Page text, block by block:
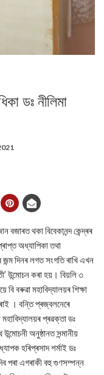
ডঃ নীলিমা
থকা বিবেকানন্দ কেন্দ্ৰৰ
অধ্যাপিকা তথা
জন্ম দিনৰ লগত সংগতি ৰাখি এখন
উন্মোচন কৰা হয়। বিয়লি ৩
বৰুৱা মহাবিদ্যালয়ৰ শিক্ষা
। বন্তি প্ৰজ্বলনেৰে
প্ৰৱক্তা ডঃ
অনুষ্ঠানত সন্মানীয়
হৰিপ্ৰসাদ শর্মাই ডঃ
পৰা এগৰাকী বহু গুণসম্পন্ন